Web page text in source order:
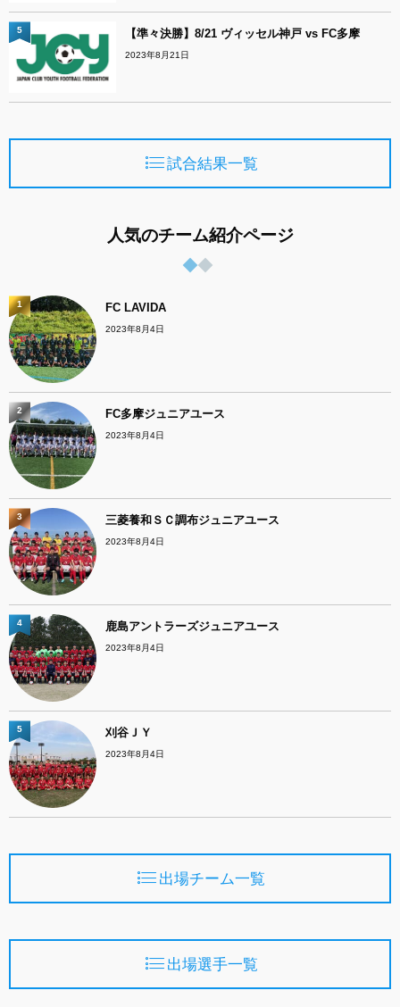
【準々決勝】8/21 ヴィッセル神戸 vs FC多摩
2023年8月21日
5
試合結果一覧
人気のチーム紹介ページ
FC LAVIDA
2023年8月4日
1
FC多摩ジュニアユース
2023年8月4日
2
三菱養和ＳＣ調布ジュニアユース
2023年8月4日
3
鹿島アントラーズジュニアユース
2023年8月4日
4
刈谷ＪＹ
2023年8月4日
5
出場チーム一覧
出場選手一覧